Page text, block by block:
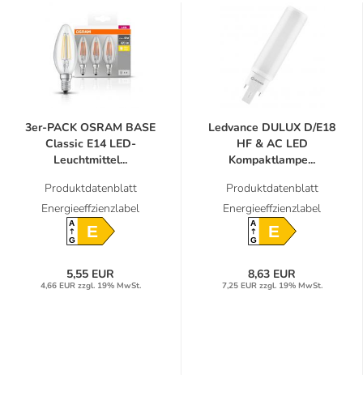
3er-PACK OSRAM BASE
Classic E14 LED-
Leuchtmittel...
Produktdatenblatt
Energieeffzienzlabel
A
GE
5,55 EUR
4,66 EUR zzgl. 19% MwSt.
Ledvance DULUX D/E18
HF & AC LED
Kompaktlampe...
Produktdatenblatt
Energieeffzienzlabel
A
GE
8,63 EUR
7,25 EUR zzgl. 19% MwSt.